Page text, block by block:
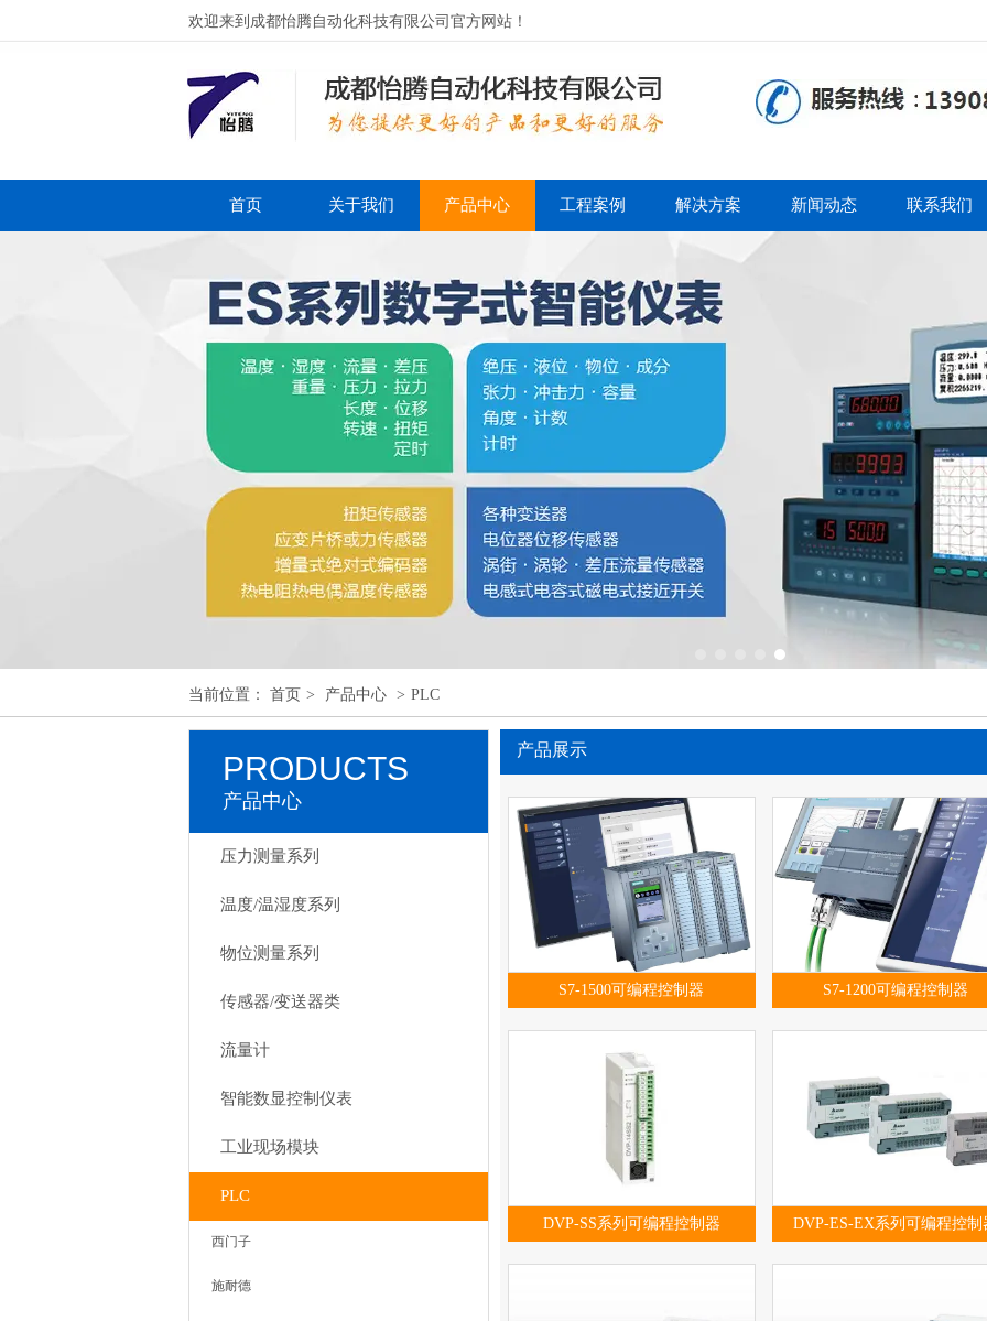
欢迎来到成都怡腾自动化科技有限公司官方网站！
首页 关于我们 产品中心 工程案例 解决方案 新闻动态 联系我们
当前位置： 首页 > 产品中心 > PLC
PRODUCTS
产品中心
压力测量系列
温度/温湿度系列
物位测量系列
传感器/变送器类
流量计
智能数显控制仪表
工业现场模块
PLC
西门子
施耐德
产品展示
S7-1500可编程控制器 S7-1200可编程控制器
DVP-SS系列可编程控制器 DVP-ES-EX系列可编程控制